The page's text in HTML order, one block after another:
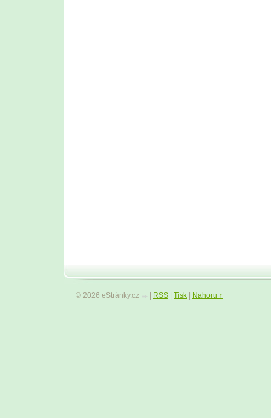
© 2026 eStránky.cz RSS Tisk Nahoru ↑